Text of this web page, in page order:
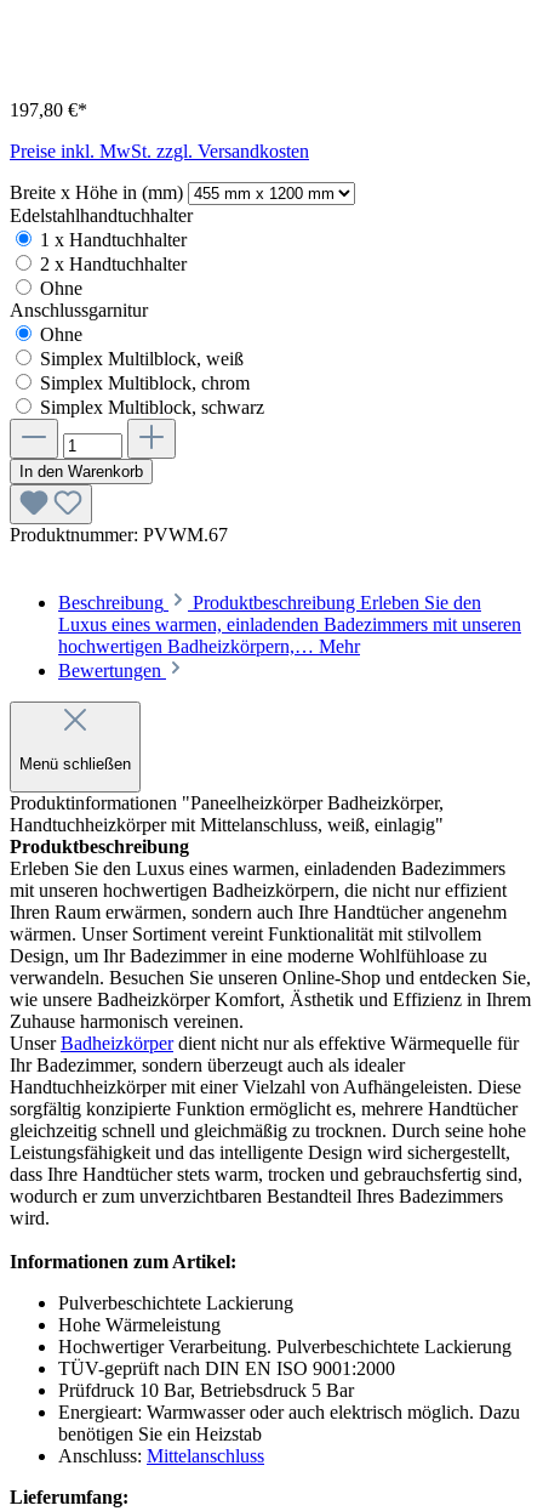
197,80 €*
Preise inkl. MwSt. zzgl. Versandkosten
Breite x Höhe in (mm)
Edelstahlhandtuchhalter
1 x Handtuchhalter
2 x Handtuchhalter
Ohne
Anschlussgarnitur
Ohne
Simplex Multilblock, weiß
Simplex Multiblock, chrom
Simplex Multiblock, schwarz
In den Warenkorb
Produktnummer: PVWM.67
Beschreibung
Produktbeschreibung Erleben Sie den
Luxus eines warmen, einladenden Badezimmers mit unseren
hochwertigen Badheizkörpern,… Mehr
Bewertungen
Menü schließen
Produktinformationen "Paneelheizkörper Badheizkörper,
Handtuchheizkörper mit Mittelanschluss, weiß, einlagig"
Produktbeschreibung
Erleben Sie den Luxus eines warmen, einladenden Badezimmers
mit unseren hochwertigen Badheizkörpern, die nicht nur effizient
Ihren Raum erwärmen, sondern auch Ihre Handtücher angenehm
wärmen. Unser Sortiment vereint Funktionalität mit stilvollem
Design, um Ihr Badezimmer in eine moderne Wohlfühloase zu
verwandeln. Besuchen Sie unseren Online-Shop und entdecken Sie,
wie unsere Badheizkörper Komfort, Ästhetik und Effizienz in Ihrem
Zuhause harmonisch vereinen.
UnserBadheizkörperdient nicht nur als effektive Wärmequelle für
Ihr Badezimmer, sondern überzeugt auch als idealer
Handtuchheizkörper mit einer Vielzahl von Aufhängeleisten. Diese
sorgfältig konzipierte Funktion ermöglicht es, mehrere Handtücher
gleichzeitig schnell und gleichmäßig zu trocknen. Durch seine hohe
Leistungsfähigkeit und das intelligente Design wird sichergestellt,
dass Ihre Handtücher stets warm, trocken und gebrauchsfertig sind,
wodurch er zum unverzichtbaren Bestandteil Ihres Badezimmers
wird.
Informationen zum Artikel:
Pulverbeschichtete Lackierung
Hohe Wärmeleistung
Hochwertiger Verarbeitung. Pulverbeschichtete Lackierung
TÜV-geprüft nach DIN EN ISO 9001:2000
Prüfdruck 10 Bar, Betriebsdruck 5 Bar
Energieart: Warmwasser oder auch elektrisch möglich. Dazu
benötigen Sie ein Heizstab
Anschluss: Mittelanschluss
Lieferumfang: